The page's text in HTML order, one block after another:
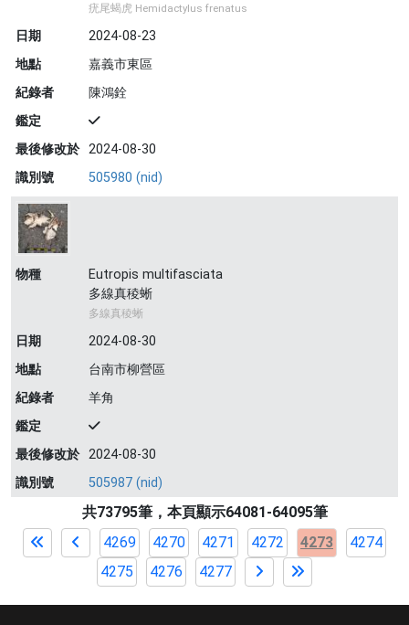
疣尾蝎虎 Hemidactylus frenatus
日期
2024-08-23
地點
嘉義市東區
紀錄者
陳鴻銓
鑑定
最後修改於 2024-08-30
識別號
505980 (nid)
物種
Eutropis multifasciata
多線真稜蜥
多線真稜蜥
日期
2024-08-30
地點
台南市柳營區
紀錄者
羊角
鑑定
最後修改於 2024-08-30
識別號
505987 (nid)
共73795筆，本頁顯示64081-64095筆
4269
4270 4271 4272 4273
4274
4275
4276 4277